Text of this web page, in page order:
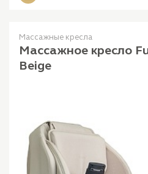
Массажные кресла
Массажное кресло
Beige